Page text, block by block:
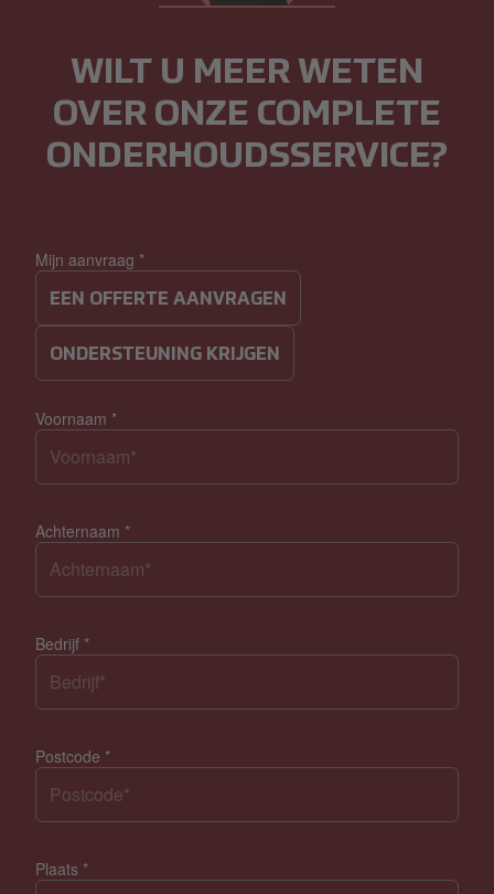
Mijn aanvraag *
EEN OFFERTE AANVRAGEN
ONDERSTEUNING KRIJGEN
Voornaam *
Achternaam *
Bedrijf *
Postcode *
Plaats *
WILT U MEER WETEN
OVER ONZE COMPLETE
ONDERHOUDSSERVICE?